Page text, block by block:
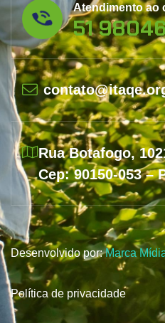
Atendimento ao
51
Rua Botafogo,
Cep: 90150-053 –
Desenvolvido por:Marca
Política de privacidade